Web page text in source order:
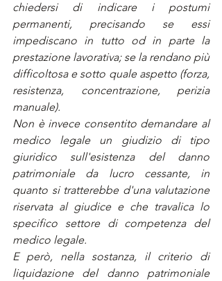
chiedersi di indicare i postumi
permanenti, precisando se essi
impediscano in tutto od in parte la
prestazione lavorativa; se la rendano più
difficoltosa e sotto quale aspetto (forza,
resistenza, concentrazione, perizia
manuale).
Non è invece consentito demandare al
medico legale un giudizio di tipo
giuridico sull'esistenza del danno
patrimoniale da lucro cessante, in
quanto si tratterebbe d'una valutazione
riservata al giudice e che travalica lo
specifico settore di competenza del
medico legale.
E però, nella sostanza, il criterio di
liquidazione del danno patrimoniale